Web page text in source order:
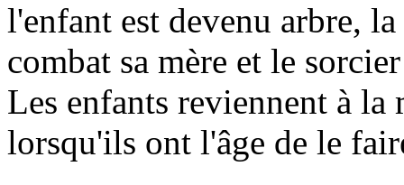
l'enfant est devenu arbre,
combat sa mère et le
Les enfants reviennent à la
lorsqu'ils ont l'âge de le